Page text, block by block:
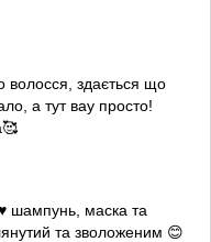
волосся, здається що
а тут вау просто!
шампунь, маска та
та зволоженим 😊